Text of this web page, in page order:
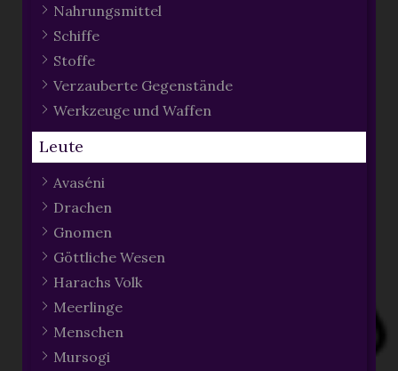
Nahrungsmittel
Schiffe
Stoffe
Verzauberte Gegenstände
Werkzeuge und Waffen
Leute
Avaséni
Drachen
Gnomen
Göttliche Wesen
Harachs Volk
Meerlinge
Menschen
Mursogi